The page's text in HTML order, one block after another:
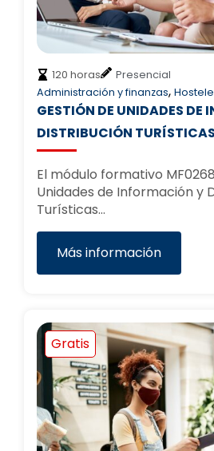
120 horas
Presencial
Administración y finanzas,
GESTIÓN DE UNIDADES DE
DISTRIBUCIÓN
El módulo formativo
Unidades de Información y
Turísticas…
Más información
Gratis